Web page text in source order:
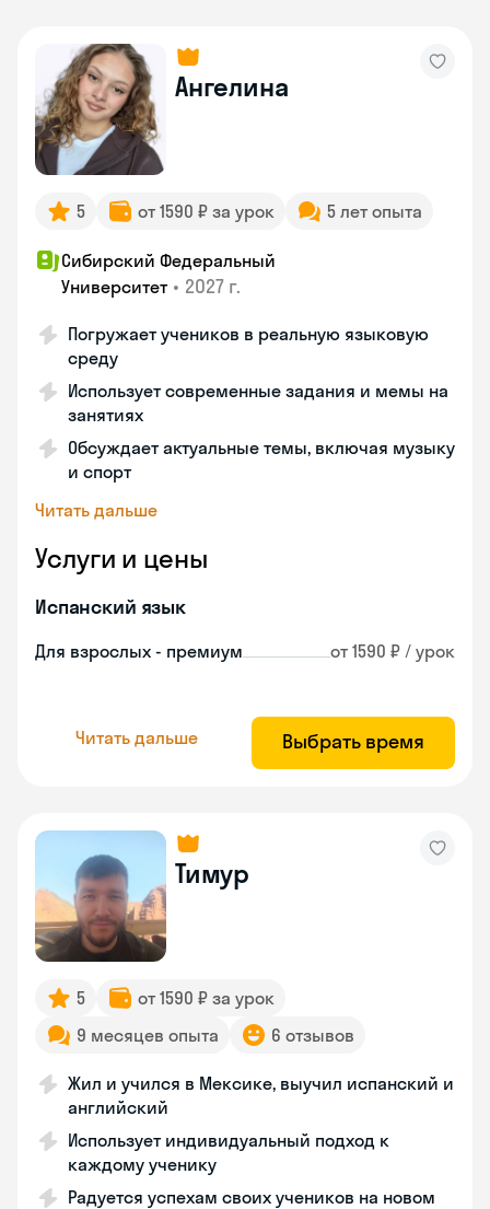
Ангелина
5 от 1590 ₽ за урок 5 лет опыта
Сибирский Федеральный
Университет • 2027 г.
Погружает учеников в реальную языковую
среду
Использует современные задания и мемы на
занятиях
Обсуждает актуальные темы, включая музыку
и спорт
Читать дальше
Услуги и цены
Испанский язык
Для взрослых - премиум от 1590 ₽ / урок
Читать дальше Выбрать время
Тимур
5
от 1590 ₽ за урок
9 месяцев опыта
6 отзывов
Жил и учился в Мексике, выучил испанский и
английский
Использует индивидуальный подход к
каждому ученику
Радуется успехам своих учеников на новом